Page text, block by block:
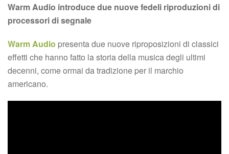
Warm Audio introduce due nuove fedeli riproduzioni di
processori di segnale
Warm Audio presenta due nuove riproposizioni di classici
effetti che hanno fatto la storia della musica degli ultimi
decenni, come ormai da tradizione per il marchio
americano.